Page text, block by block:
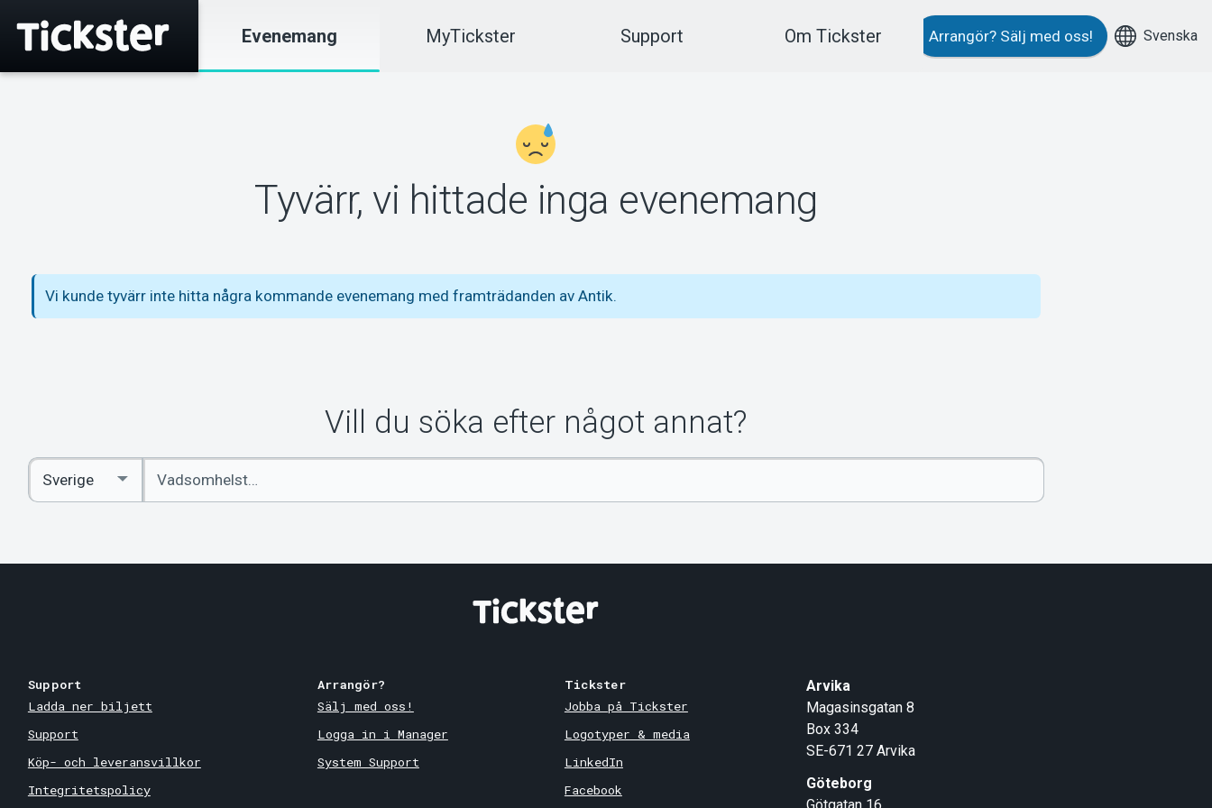
Evenemang MyTickster Support Om Tickster Arrangör? Sälj med oss! Svenska
Tyvärr, vi hittade inga evenemang
Vi kunde tyvärr inte hitta några kommande evenemang med framträdanden av Antik.
Vill du söka efter något annat?
Ange
sökord
Select
Country
Support
Ladda ner biljett
Support
Köp- och leveransvillkor
Integritetspolicy
Arrangör?
Sälj med oss!
Logga in i Manager
System Support
Tickster
Jobba på Tickster
Logotyper & media
LinkedIn
Facebook
Arvika
Magasinsgatan 8
Box 334
SE-671 27 Arvika
Göteborg